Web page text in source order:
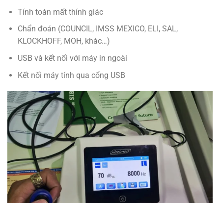
Tính toán mất thính giác
Chẩn đoán (COUNCIL, IMSS MEXICO, ELI, SAL,
KLOCKHOFF, MOH, khác…)
USB và kết nối với máy in ngoài
Kết nối máy tính qua cổng USB